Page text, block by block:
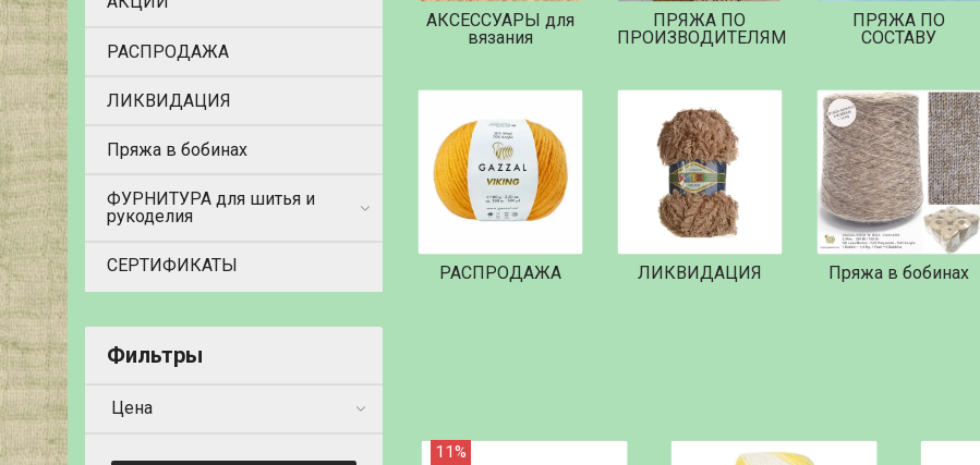
АКСЕССУАРЫ для
вязания
ПРЯЖА ПО
ПРОИЗВОДИТЕЛЯМ
ПРЯЖА ПО
СОСТАВУ
РАСПРОДАЖА ЛИКВИДАЦИЯ Пряжа в бобинах
11%
РАСПРОДАЖА
ЛИКВИДАЦИЯ
Пряжа в бобинах
ФУРНИТУРА для шитья и
рукоделия
СЕРТИФИКАТЫ
Фильтры
Цена